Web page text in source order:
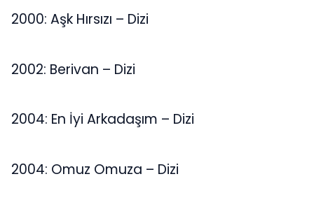
2000: Aşk Hırsızı – Dizi
2002: Berivan – Dizi
2004: En İyi Arkadaşım – Dizi
2004: Omuz Omuza – Dizi